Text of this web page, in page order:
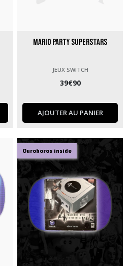
Mario Party Superstars
JEUX SWITCH
39€90
AJOUTER AU PANIER
Ouroboros inside